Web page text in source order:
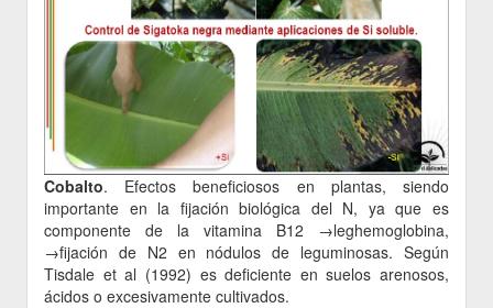
Cobalto. Efectos beneficiosos en plantas, siendo
importante en la fijación biológica del N, ya que es
componente de la vitamina B12 →leghemoglobina,
→fijación de N2 en nódulos de leguminosas. Según
Tisdale et al (1992) es deficiente en suelos arenosos,
ácidos o excesivamente cultivados.